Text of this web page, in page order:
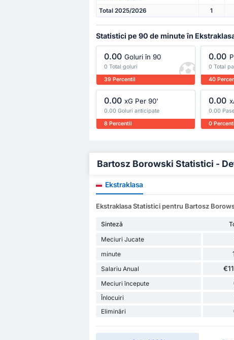
Total 2025/2026 1
Statistici pe 90 de minute în
0.00 Goluri în 90
0 Total goluri
39 Percentil
0.00
0 Total
40
0.00 xG Per 90'
0.00 Goluri anticipate
8 Percentil
0.00
0.00
0
Bartosz Borowski Statistici -
Ekstraklasa
Ekstraklasa Statistici pentru Bartosz
Sinteză
Meciuri Jucate
minute
Salariu Anual
Meciuri începute
Înlocuiri
Eliminări